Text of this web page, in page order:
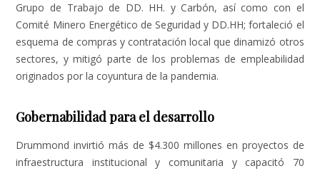
Grupo de Trabajo de DD. HH. y Carbón, así como con el
Comité Minero Energético de Seguridad y DD.HH; fortaleció el
esquema de compras y contratación local que dinamizó otros
sectores, y mitigó parte de los problemas de empleabilidad
originados por la coyuntura de la pandemia.
Gobernabilidad para el desarrollo
Drummond invirtió más de $4.300 millones en proyectos de
infraestructura institucional y comunitaria y capacitó 70